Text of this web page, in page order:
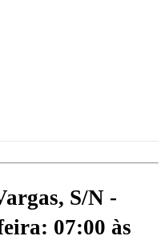
S/N -
07:00 às